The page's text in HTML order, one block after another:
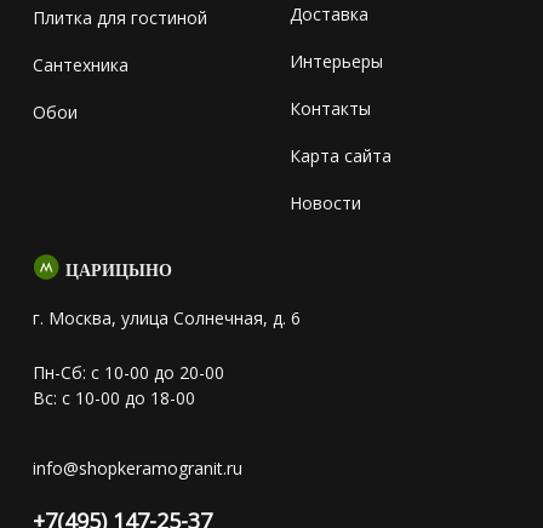
Плитка для гостиной
Сантехника
Обои
Доставка
Интерьеры
Контакты
Карта сайта
Новости
ЦАРИЦЫНО
г. Москва, улица Солнечная, д. 6
Пн-Сб: с 10-00 до 20-00
Вс: с 10-00 до 18-00
info@shopkeramogranit.ru
+7(495) 147-25-37